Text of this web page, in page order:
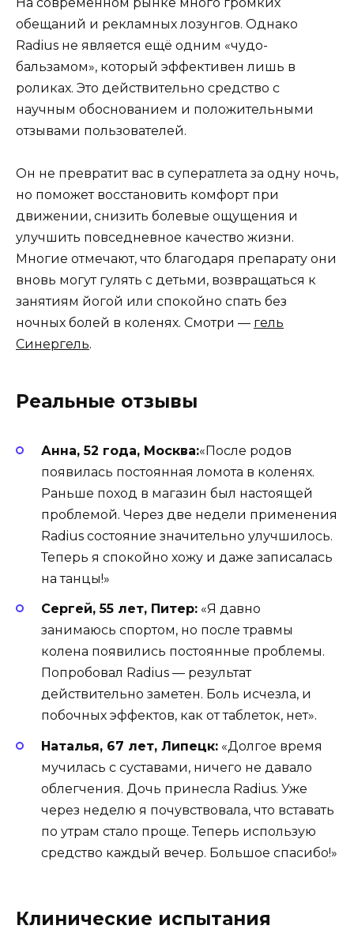
обещаний и рекламных лозунгов. Однако
Radius не является ещё одним «чудо-
бальзамом», который эффективен лишь в
роликах. Это действительно средство с
научным обоснованием и положительными
отзывами пользователей.
Он не превратит вас в суператлета за одну ночь,
но поможет восстановить комфорт при
движении, снизить болевые ощущения и
улучшить повседневное качество жизни.
Многие отмечают, что благодаря препарату они
вновь могут гулять с детьми, возвращаться к
занятиям йогой или спокойно спать без
ночных болей в коленях. Смотри — гель
Синергель.
Реальные отзывы
Анна, 52 года, Москва:«После родов
появилась постоянная ломота в коленях.
Раньше поход в магазин был настоящей
проблемой. Через две недели применения
Radius состояние значительно улучшилось.
Теперь я спокойно хожу и даже записалась
на танцы!»
Сергей, 55 лет, Питер: «Я давно
занимаюсь спортом, но после травмы
колена появились постоянные проблемы.
Попробовал Radius — результат
действительно заметен. Боль исчезла, и
побочных эффектов, как от таблеток, нет».
Наталья, 67 лет, Липецк: «Долгое время
мучилась с суставами, ничего не давало
облегчения. Дочь принесла Radius. Уже
через неделю я почувствовала, что вставать
по утрам стало проще. Теперь использую
средство каждый вечер. Большое спасибо!»
Клинические испытания